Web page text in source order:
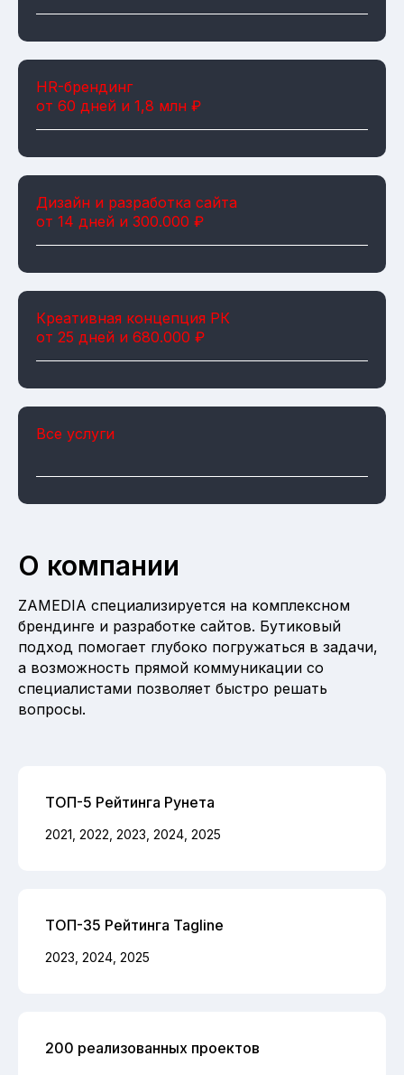
HR-брендинг
от 60 дней и 1,8 млн ₽
Дизайн и разработка сайта
от 14 дней и 300.000 ₽
Креативная концепция РК
от 25 дней и 680.000 ₽
Все услуги
О компании
ZAMEDIA специализируется на комплексном
брендинге и разработке сайтов. Бутиковый
подход помогает глубоко погружаться в задачи,
а возможность прямой коммуникации со
специалистами позволяет быстро решать
вопросы.
ТОП-5 Рейтинга Рунета
2021, 2022, 2023, 2024, 2025
ТОП-35 Рейтинга Tagline
2023, 2024, 2025
200 реализованных проектов